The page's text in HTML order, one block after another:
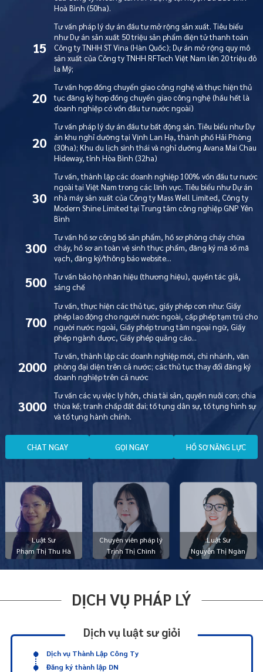
Luật Sư
Phạm Thị Thu Hà
Chuyên viên pháp lý
Trịnh Thị Chình
Luật Sư
Nguyễn Thị Ngàn
Hoà Bình (50ha).
15
Tư vấn pháp lý dự án đầu tư mở rộng sản xuất. Tiêu biểu
như Dự án sản xuất 50 triệu sản phẩm điện tử thanh toán
Công ty TNHH ST Vina (Hàn Quốc); Dự án mở rộng quy mô
sản xuất của Công ty TNHH RFTech Việt Nam lên 20 triệu đô
la Mỹ;
20
Tư vấn hợp đồng chuyển giao công nghệ và thực hiện thủ
tục đăng ký hợp đồng chuyển giao công nghệ (hầu hết là
doanh nghiệp có vốn đầu tư nước ngoài)
20
Tư vấn pháp lý dự án đầu tư bất động sản. Tiêu biểu như Dự
án khu nghỉ dưỡng tại Vịnh Lan Hạ, thành phố Hải Phòng
(30ha); Khu du lịch sinh thái và nghỉ dưỡng Avana Mai Chau
Hideway, tỉnh Hòa Bình (32ha)
30
Tư vấn, thành lập các doanh nghiệp 100% vốn đầu tư nước
ngoài tại Việt Nam trong các lĩnh vực. Tiêu biểu như Dự án
nhà máy sản xuất của Công ty Mass Well Limited, Công ty
Modern Shine Limited tại Trung tâm công nghiệp GNP Yên
Bình
300
Tư vấn hồ sơ công bố sản phẩm, hồ sơ phòng cháy chữa
cháy, hồ sơ an toàn vệ sinh thực phẩm, đăng ký mã số mã
vạch, đăng ký/thông báo website…
500
Tư vấn bảo hộ nhãn hiệu (thương hiệu), quyền tác giả,
sáng chế
700
Tư vấn, thực hiện các thủ tục, giấy phép con như: Giấy
phép lao động cho người nước ngoài, cấp phép tạm trú cho
người nước ngoài, Giấy phép trung tâm ngoại ngữ, Giấy
phép ngành dược, Giấy phép quảng cáo…
2000
Tư vấn, thành lập các doanh nghiệp mới, chi nhánh, văn
phòng đại diện trên cả nước; các thủ tục thay đổi đăng ký
doanh nghiệp trên cả nước
3000
Tư vấn các vụ việc ly hôn, chia tài sản, quyền nuôi con; chia
thừa kế; tranh chấp đất đai; tố tụng dân sự, tố tụng hình sự
và tố tụng hành chính.
CHAT NGAY GỌI NGAY HỒ SƠ NĂNG LỰC
DỊCH VỤ PHÁP LÝ
Dịch vụ luật sư giỏi
Dịch vụ Thành Lập Công Ty
Đăng ký thành lập DN